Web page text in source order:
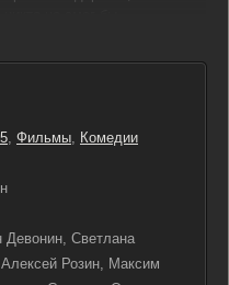
братья не теряют
ситуации. В их
случайности и нелепые
по инструкции Михалыча,
их усилий. Каждый
и без того непростую
уже быть не может,
сила — появление другого
только справляться с
способ уладить конфликт с
до предела, когда они
, Фильмы, Комедии
Светлана
Розин, Максим